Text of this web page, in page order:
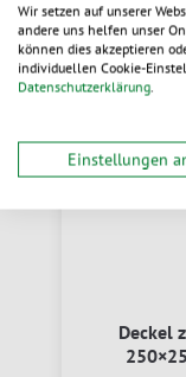
% SALE
Deckel
Wir setzen auf unserer
andere uns helfen unser
können dies akzeptieren
individuellen Cookie-
Datenschutzerklärung.
Einstellungen